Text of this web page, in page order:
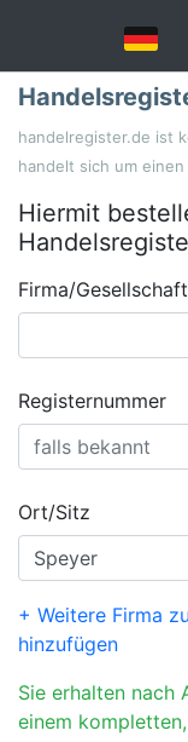
handelregister.de ist
handelt sich um
Hiermit
Firma/Gesellschaft
Registernummer
Ort/Sitz
+ Weitere Firma
hinzufügen
Sie erhalten nach
einem